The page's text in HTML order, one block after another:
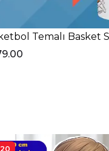
Kupa Bardak
Temalı Basket